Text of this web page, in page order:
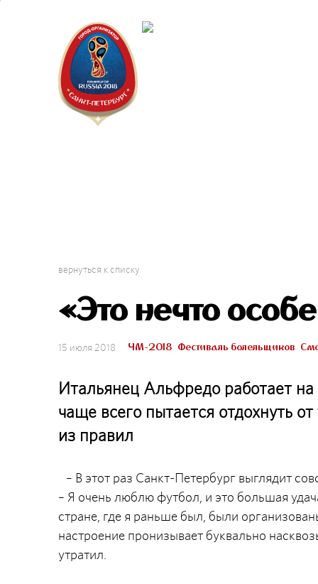
вернуться к списку
«Это нечто
15 июля 2018 ЧМ-2018 Фестиваль болельщиков
Итальянец Альфредо работает
чаще всего пытается отдохнуть
из правил
– В этот раз Санкт-Петербург выглядит
– Я очень люблю футбол, и это большая
стране, где я раньше был, были
настроение пронизывает буквально
утратил.